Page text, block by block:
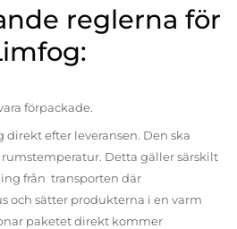
reglerna för
förpackade.
efter leveransen. Den ska
rumstemperatur. Detta gäller särskilt
från transporten där
och sätter produkterna i en varm
paketet direkt kommer